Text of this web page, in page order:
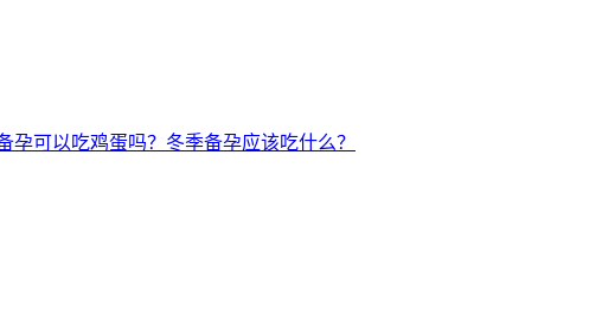
孕可以吃鸡蛋吗？冬季备孕应该吃什么？